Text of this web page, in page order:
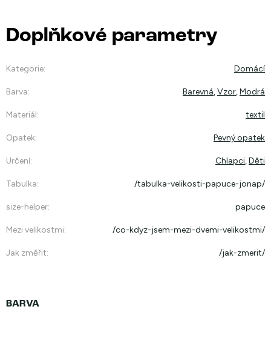
Doplňkové parametry
Kategorie: Domácí
Barva: Barevná,Vzor,Modrá
Materiál: textil
Opatek: Pevný opatek
Určení: Chlapci,Děti
Tabulka: /tabulka-velikosti-papuce-jonap/
size-helper: papuce
Mezi velikostmi: /co-kdyz-jsem-mezi-dvemi-velikostmi/
Jak změřit: /jak-zmerit/